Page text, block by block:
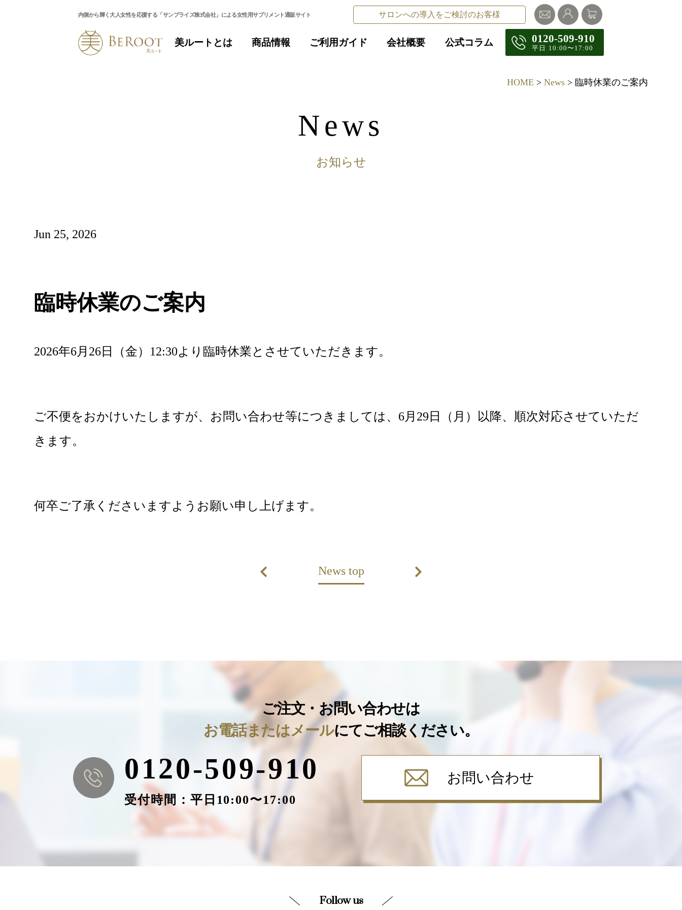
内側から輝く大人女性を応援する「サンプライズ株式会社」による女性用サプリメント通販サイト サロンへの導⼊をご検討のお客様
美ルートとは 商品情報 ご利⽤ガイド 会社概要 公式コラム 0120-509-910
平⽇ 10:00〜17:00
HOME > News> 臨時休業のご案内
News
お知らせ
Jun 25, 2026
臨時休業のご案内
2026年6月26日（金）12:30より臨時休業とさせていただきます。
ご不便をおかけいたしますが、お問い合わせ等につきましては、6月29日（月）以降、順次対応させていただ
きます。
何卒ご了承くださいますようお願い申し上げます。
News top
ご注文・お問い合わせは
お電話またはメールにてご相談ください。
0120-509-910
受付時間：平⽇10:00〜17:00
お問い合わせ
Follow us